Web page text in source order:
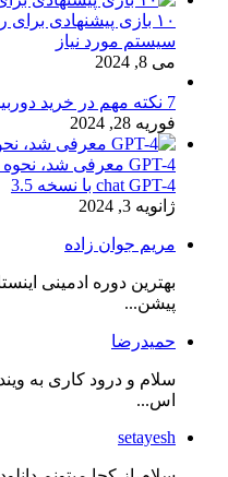
سیستم مورد نیاز
می 8, 2024
7 نکته مهم در خرید دوربین مداربسته + راهنمای خرید
فوریه 28, 2024
chat GPT-4 با نسخه 3.5
ژانویه 3, 2024
مریم جوان زاده
بهترین دوره ادمینی
پیشن...
حمیدرضا
سلام و درود کاری به
اس...
setayesh